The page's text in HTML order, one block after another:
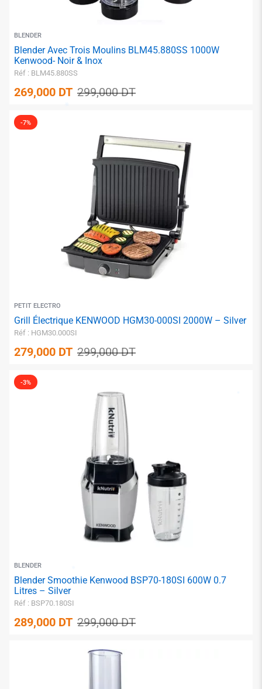
BLENDER
Blender Avec Trois Moulins BLM45.880SS 1000W
Kenwood- Noir & Inox
Réf : BLM45.880SS
299,000DT
269,000 DT
-7%
PETIT ELECTRO
Grill Électrique KENWOOD HGM30-000SI 2000W – Silver
Réf : HGM30.000SI
299,000DT
279,000 DT
-3%
BLENDER
Blender Smoothie Kenwood BSP70-180SI 600W 0.7
Litres – Silver
Réf : BSP70.180SI
299,000DT
289,000 DT